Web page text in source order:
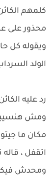
كلمهم
محذور على
ويقوله كل
الولد
رد عليه
ومش هنسيبه
مكان ما
اتقفل ،
ومحدش